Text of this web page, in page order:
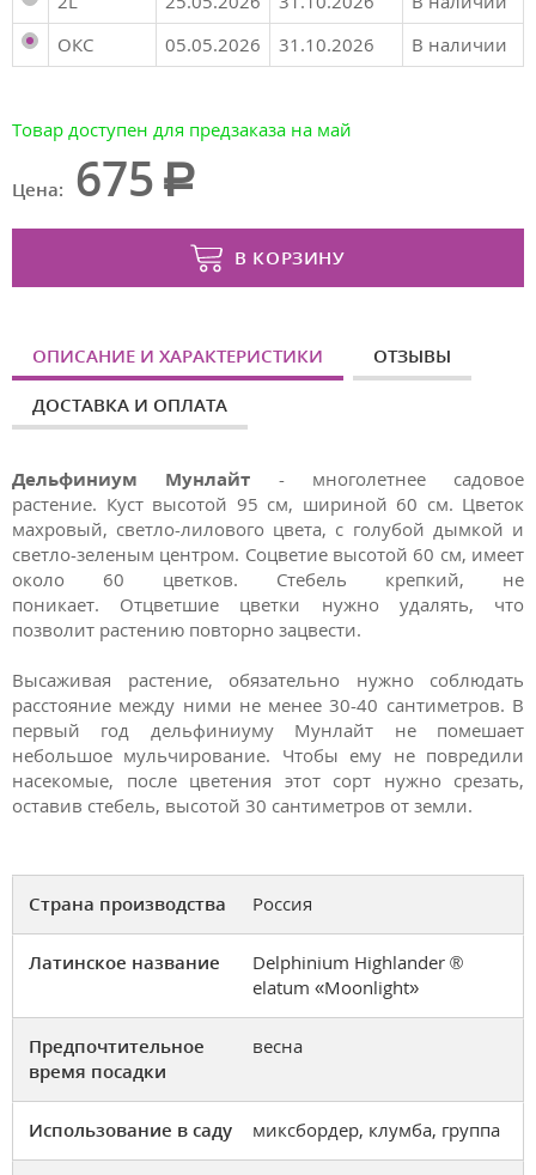
ОКС
05.05.2026 31.10.2026 В наличии
Товар доступен для предзаказа на май
Цена: 675
В КОРЗИНУ
ОПИСАНИЕ И ХАРАКТЕРИСТИКИ ОТЗЫВЫ
ДОСТАВКА И ОПЛАТА
Дельфиниум Мунлайт - многолетнее садовое
растение. Куст высотой 95 см, шириной 60 см. Цветок
махровый, светло-лилового цвета, с голубой дымкой и
светло-зеленым центром. Соцветие высотой 60 см, имеет
около 60 цветков. Стебель крепкий, не
поникает. Отцветшие цветки нужно удалять, что
позволит растению повторно зацвести.
Высаживая растение, обязательно нужно соблюдать
расстояние между ними не менее 30-40 сантиметров. В
первый год дельфиниуму Мунлайт не помешает
небольшое мульчирование. Чтобы ему не повредили
насекомые, после цветения этот сорт нужно срезать,
оставив стебель, высотой 30 сантиметров от земли.
Страна производства Россия
Латинское название
Delphinium Highlander ®
elatum «Moonlight»
Предпочтительное
время посадки
весна
Использование в саду миксбордер, клумба, группа